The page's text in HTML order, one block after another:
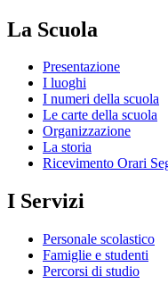
La Scuola
Presentazione
I luoghi
I numeri della scuola
Le carte della scuola
Organizzazione
La storia
Ricevimento Orari
I Servizi
Personale scolastico
Famiglie e studenti
Percorsi di studio